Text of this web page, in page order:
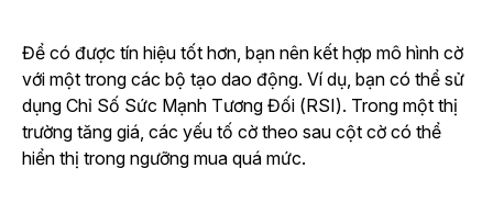
Để có được tín hiệu tốt hơn, bạn nên kết hợp mô hình cờ
với một trong các bộ tạo dao động. Ví dụ, bạn có thể sử
dụng Chỉ Số Sức Mạnh Tương Đối (RSI). Trong một thị
trường tăng giá, các yếu tố cờ theo sau cột cờ có thể
hiển thị trong ngưỡng mua quá mức.